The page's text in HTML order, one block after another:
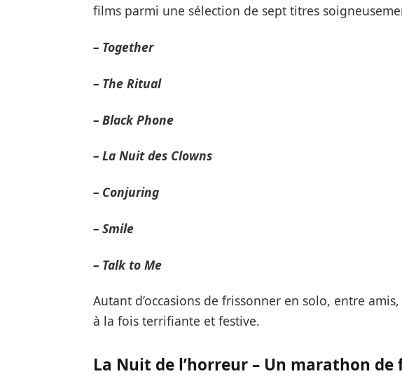
films parmi une sélection de sept titres
– Together
– The Ritual
– Black Phone
– La Nuit des Clowns
– Conjuring
– Smile
– Talk to Me
Autant d’occasions de frissonner en solo, entre
à la fois terrifiante et festive.
La Nuit de l’horreur – Un marathon de